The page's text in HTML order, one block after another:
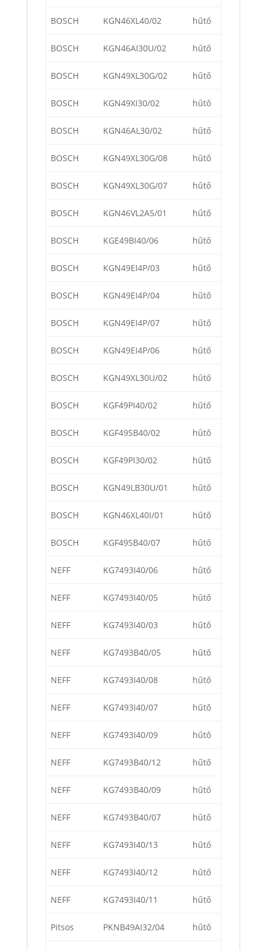
BOSCH KGN46XL40/02 hűtő
BOSCH KGN46AI30U/02 hűtő
BOSCH KGN49XL30G/02 hűtő
BOSCH KGN49XI30/02 hűtő
BOSCH KGN46AL30/02 hűtő
BOSCH KGN49XL30G/08 hűtő
BOSCH KGN49XL30G/07 hűtő
BOSCH KGN46VL2A5/01 hűtő
BOSCH KGE49BI40/06 hűtő
BOSCH KGN49EI4P/03 hűtő
BOSCH KGN49EI4P/04 hűtő
BOSCH KGN49EI4P/07 hűtő
BOSCH KGN49EI4P/06 hűtő
BOSCH KGN49XL30U/02 hűtő
BOSCH KGF49PI40/02 hűtő
BOSCH KGF49SB40/02 hűtő
BOSCH KGF49PI30/02 hűtő
BOSCH KGN49LB30U/01 hűtő
BOSCH KGN46XL40I/01 hűtő
BOSCH KGF49SB40/07 hűtő
NEFF KG7493I40/06 hűtő
NEFF KG7493I40/05 hűtő
NEFF KG7493I40/03 hűtő
NEFF KG7493B40/05 hűtő
NEFF KG7493I40/08 hűtő
NEFF KG7493I40/07 hűtő
NEFF KG7493I40/09 hűtő
NEFF KG7493B40/12 hűtő
NEFF KG7493B40/09 hűtő
NEFF KG7493B40/07 hűtő
NEFF KG7493I40/13 hűtő
NEFF KG7493I40/12 hűtő
NEFF KG7493I40/11 hűtő
Pitsos PKNB49AI32/04 hűtő